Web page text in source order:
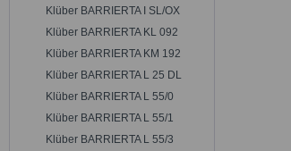
Klüber BARRIERTA I SL/OX
Klüber BARRIERTA KL 092
Klüber BARRIERTA KM 192
Klüber BARRIERTA L 25 DL
Klüber BARRIERTA L 55/0
Klüber BARRIERTA L 55/1
Klüber BARRIERTA L 55/3